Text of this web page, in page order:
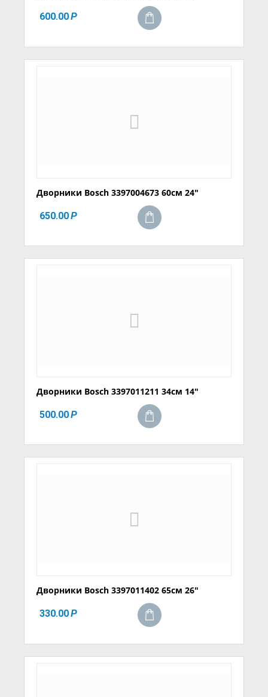
600.00Р
Дворники Bosch 3397004673 60см 24"
650.00Р
Дворники Bosch 3397011211 34см 14"
500.00Р
Дворники Bosch 3397011402 65см 26"
330.00Р